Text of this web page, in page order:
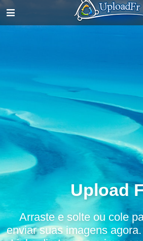
Upload
Arraste e solte ou cole
enviar suas imagens